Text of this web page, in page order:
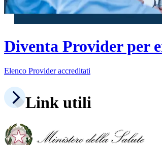
Diventa Provider per
Elenco Provider accreditati
Link utili